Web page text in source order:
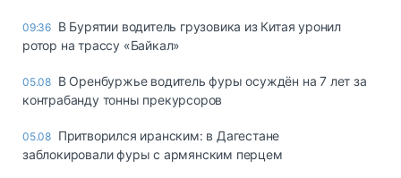
09:36 В Бурятии водитель грузовика из Китая уронил
ротор на трассу «Байкал»
05.08 В Оренбуржье водитель фуры осуждён на 7 лет за
контрабанду тонны прекурсоров
05.08 Притворился иранским: в Дагестане
заблокировали фуры с армянским перцем